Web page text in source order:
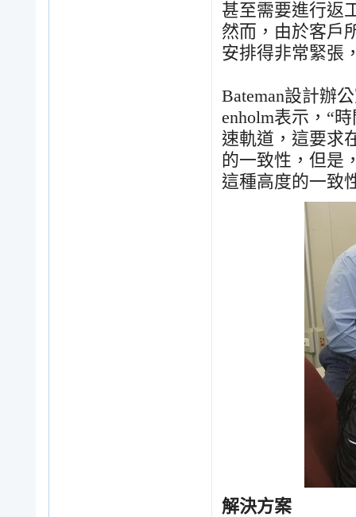
甚至需要進行返
然而，由於客戶
安排得非常緊張
Bateman設計辦
enholm表示， “
速軌道，這要求
的一致性，但是
這種高度的一致
解決方案